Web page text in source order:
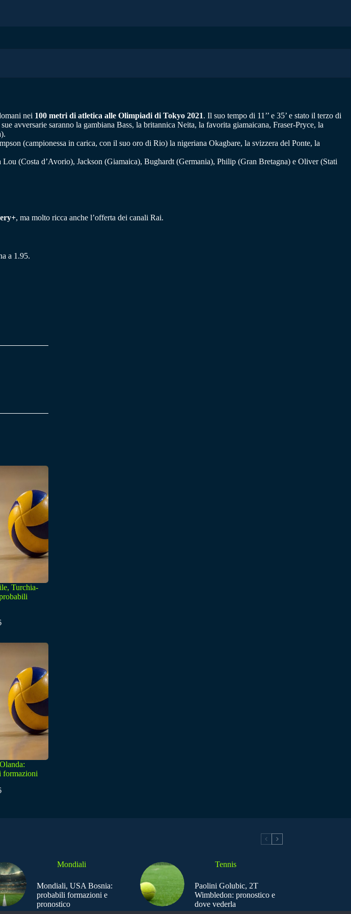
nei 100 metri di atletica alle Olimpiadi di Tokyo 2021. Il suo tempo di 11’’ e 35’ e stato il terzo di
avversarie saranno la gambiana Bass, la britannica Neita, la favorita giamaicana, Fraser-Pryce, la
(campionessa in carica, con il suo oro di Rio) la nigeriana Okagbare, la svizzera del Ponte, la
(Costa d’Avorio), Jackson (Giamaica), Bughardt (Germania), Philip (Gran Bretagna) e Oliver (Stati
, ma molto ricca anche l’offerta dei canali Rai.
a 1.95.
Turchia-
formazioni
Mondiali
Mondiali, USA Bosnia:
probabili formazioni e
pronostico
Tennis
Paolini Golubic, 2T
Wimbledon: pronostico e
dove vederla